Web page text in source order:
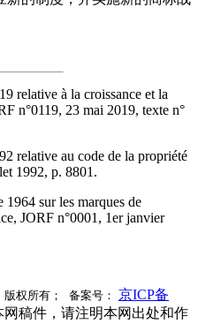
relative à la croissance et la
n°0119, 23 mai 2019, texte n°
relative au code de la propriété
1992, p. 8801.
sur les marques de
JORF n°0001, 1er janvier
权所有； 备案号： 京ICP备
网稿件，请注明本网出处和作